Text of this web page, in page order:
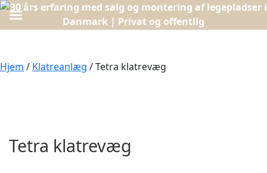
Hjem / Klatreanlæg / Tetra klatrevæg
Tetra klatrevæg